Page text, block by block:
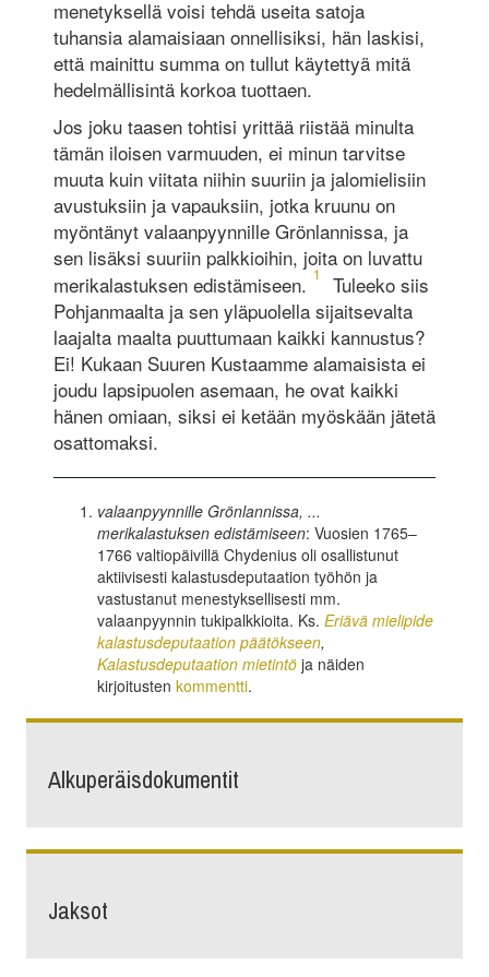
menetyksellä voisi tehdä useita satoja
tuhansia alamaisiaan onnellisiksi, hän laskisi,
että mainittu summa on tullut käytettyä mitä
hedelmällisintä korkoa tuottaen.
Jos joku taasen tohtisi yrittää riistää minulta
tämän iloisen varmuuden, ei minun tarvitse
muuta kuin viitata niihin suuriin ja jalomielisiin
avustuksiin ja vapauksiin, jotka kruunu on
myöntänyt valaanpyynnille Grönlannissa, ja
sen lisäksi suuriin palkkioihin, joita on luvattu
merikalastuksen edistämiseen. 1
Tuleeko siis
Pohjanmaalta ja sen yläpuolella sijaitsevalta
laajalta maalta puuttumaan kaikki kannustus?
Ei! Kukaan Suuren Kustaamme alamaisista ei
joudu lapsipuolen asemaan, he ovat kaikki
hänen omiaan, siksi ei ketään myöskään jätetä
osattomaksi.
valaanpyynnille Grönlannissa, ...
merikalastuksen edistämiseen: Vuosien 1765–
1766 valtiopäivillä Chydenius oli osallistunut
aktiivisesti kalastusdeputaation työhön ja
vastustanut menestyksellisesti mm.
valaanpyynnin tukipalkkioita. Ks. Eriävä mielipide
kalastusdeputaation päätökseen,
Kalastusdeputaation mietintöja näiden
kirjoitusten kommentti.
Alkuperäisdokumentit
Jaksot